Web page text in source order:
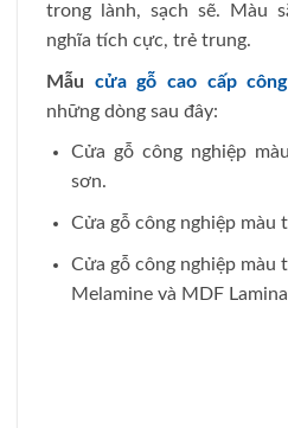
trong lành, sạch sẽ. Màu
nghĩa tích cực, trẻ trung.
Mẫu cửa gỗ cao cấp
những dòng sau đây:
Cửa gỗ công nghiệp
sơn.
Cửa gỗ công nghiệp màu
Cửa gỗ công nghiệp màu
Melamine và MDF